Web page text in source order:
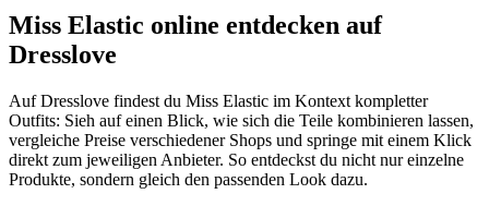
Miss Elastic online entdecken auf
Dresslove
Auf Dresslove findest du Miss Elastic im Kontext kompletter
Outfits: Sieh auf einen Blick, wie sich die Teile kombinieren lassen,
vergleiche Preise verschiedener Shops und springe mit einem Klick
direkt zum jeweiligen Anbieter. So entdeckst du nicht nur einzelne
Produkte, sondern gleich den passenden Look dazu.